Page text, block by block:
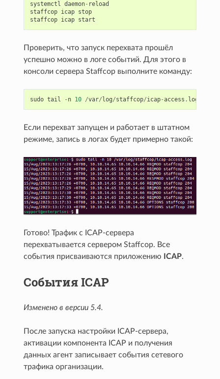
systemctl daemon- reload
staffcop icap stop
staffcop icap start
Проверить, что запуск перехвата прошёл
успешно можно в логе событий. Для этого в
консоли сервера Staffcop выполните команду:
sudo tail - n 10 /var/ log/staffcop/icap-access . log
Если перехват запущен и работает в штатном
режиме, запись в логах будет примерно такой:
Готово! Трафик с ICAP-сервера
перехватывается сервером Staffcop. Все
события присваиваются приложению
ICAP.
События ICAP
Изменено в версии 5.4.
После запуска настройки ICAP-сервера,
активации компонента ICAP и получения
данных агент записывает события сетевого
трафика организации.